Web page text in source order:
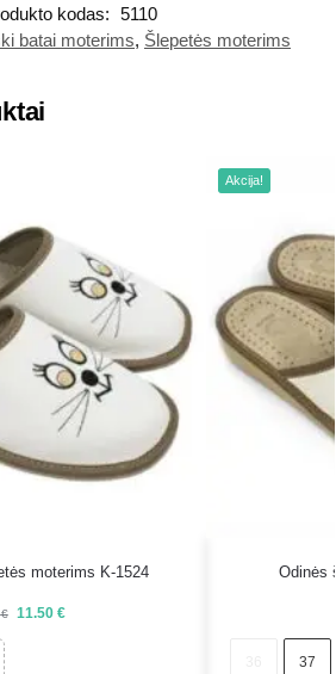
kodas: 5110
batai moterims, Šlepetės moterims
moterims K-1524
€ 11.50 €
Akcija!
Odinės
37